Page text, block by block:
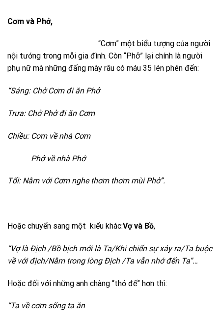
Cơm và Phở,
“Cơm” một biểu tượng của người
nội tướng trong mỗi gia đình. Còn “Phở” lại chính là người
phụ nữ mà những đấng mày râu có máu 35 lén phén đến:
“Sáng: Chở Cơm đi ăn Phở
Trưa: Chở Phở đi ăn Cơm
Chiều: Cơm về nhà Cơm
Phở về nhà Phở
Tối: Nằm với Cơm nghe thơm thơm mùi Phở”.
Hoặc chuyển sang một kiểu khác:Vợ và Bồ,
“Vợ là Địch /Bồ bịch mới là Ta/Khi chiến sự xảy ra/Ta buộc
về với địch/Nằm trong lòng Địch /Ta vẫn nhớ đến Ta”…
Hoặc đối với những anh chàng “thỏ đế” hơn thì:
“Ta về cơm sống ta ăn